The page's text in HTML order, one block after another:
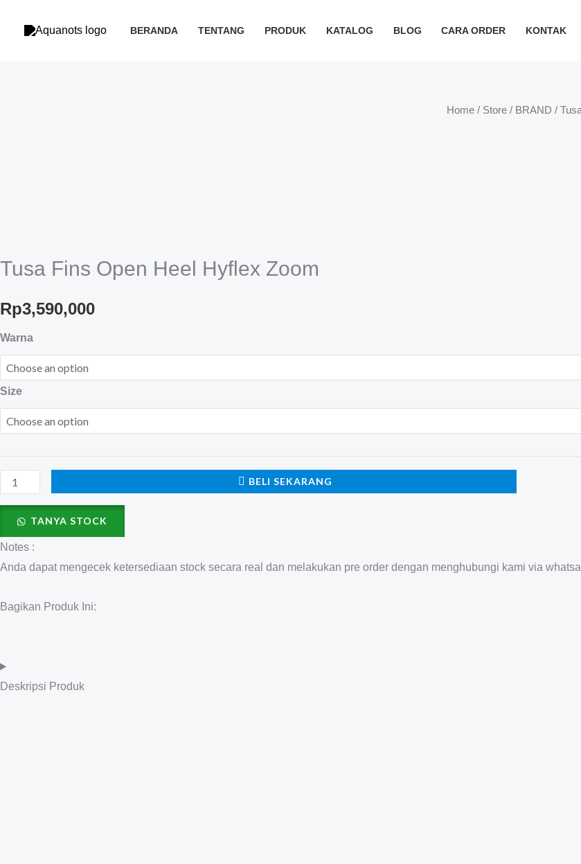
BERANDA TENTANG PRODUK KATALOG BLOG CARA ORDER KONTAK
Home / Store / BRAND /
Tusa Fins Open Heel Hyflex Zoom
Rp3,590,000
Warna
Size
Tusa
Fins
Heel
Hyflex
Zoom
BELI SEKARANG
TANYA STOCK
Notes :
Anda dapat mengecek ketersediaan stock secara real dan melakukan pre order dengan menghubungi kami via
Bagikan Produk Ini:
Deskripsi Produk